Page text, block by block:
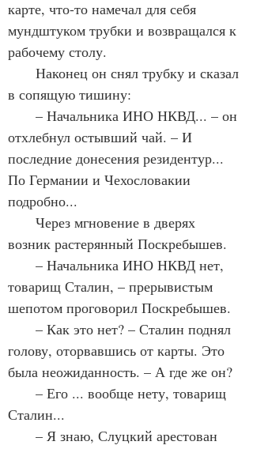
карте, что-то намечал для себя
мундштуком трубки и возвращался к
рабочему столу.
в сопящую тишину:
отхлебнул остывший чай. – И
последние донесения резидентур...
По Германии и Чехословакии
подробно...
возник растерянный Поскребышев.
товарищ Сталин, – прерывистым
шепотом проговорил Поскребышев.
голову, оторвавшись от карты. Это
была неожиданность. – А где же он?
Сталин...